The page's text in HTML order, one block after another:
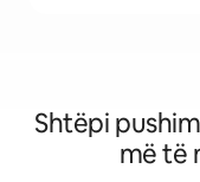
Shtëpi
më të